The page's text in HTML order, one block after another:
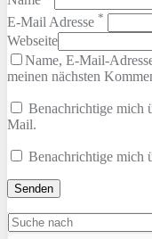
E-Mail Adresse *
Webseite
Name, E-Mail-
meinen nächsten
Benachrichtige mich
Mail.
Benachrichtige mich